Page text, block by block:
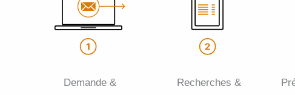
Demande &
Recherches &